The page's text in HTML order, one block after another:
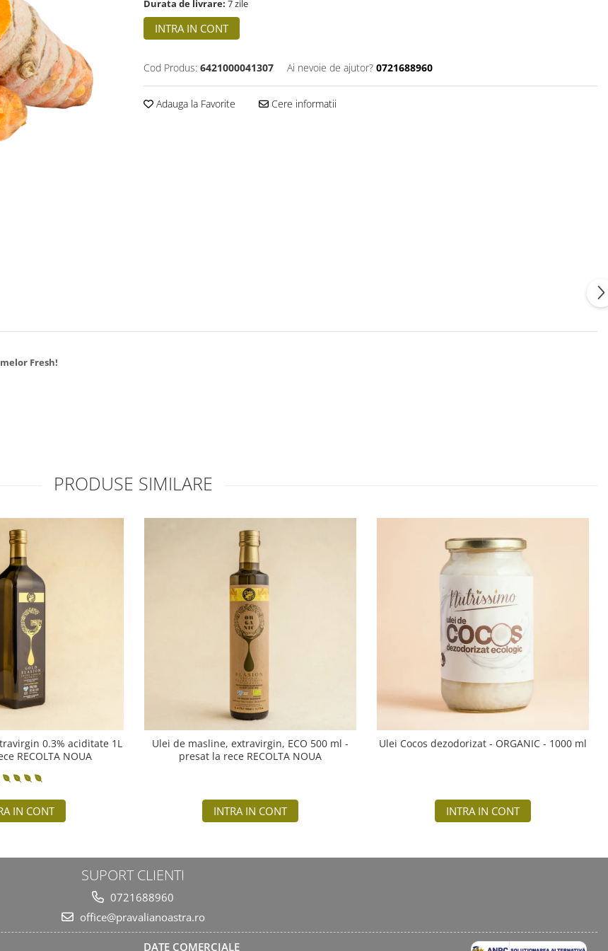
Durata de livrare: 7 zile
INTRA IN CONT
Cod Produs: 6421000041307 Ai nevoie de ajutor? 0721688960
Adauga la Favorite Cere informatii
Fresh!
PRODUSE SIMILARE
0.3% aciditate 1L
RECOLTA NOUA
IN CONT
Ulei de masline, extravirgin, ECO 500 ml -
presat la rece RECOLTA NOUA
INTRA IN CONT
Ulei Cocos dezodorizat - ORGANIC - 1000 ml
INTRA IN CONT
SUPORT CLIENTI
0721688960
office@pravalianoastra.ro
DATE COMERCIALE